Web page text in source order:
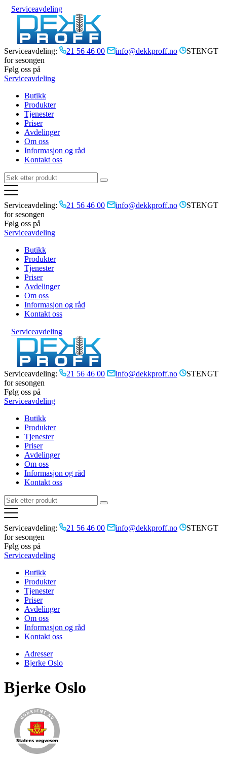
Serviceavdeling
Serviceavdeling: 21 56 46 00 info@dekkproff.no
STENGT
for sesongen
Følg oss på
Serviceavdeling
Butikk
Produkter
Tjenester
Priser
Avdelinger
Om oss
Informasjon og råd
Kontakt oss
Serviceavdeling: 21 56 46 00 info@dekkproff.no
STENGT
for sesongen
Følg oss på
Serviceavdeling
Butikk
Produkter
Tjenester
Priser
Avdelinger
Om oss
Informasjon og råd
Kontakt oss
Serviceavdeling
Serviceavdeling: 21 56 46 00 info@dekkproff.no
STENGT
for sesongen
Følg oss på
Serviceavdeling
Butikk
Produkter
Tjenester
Priser
Avdelinger
Om oss
Informasjon og råd
Kontakt oss
Serviceavdeling: 21 56 46 00 info@dekkproff.no
STENGT
for sesongen
Følg oss på
Serviceavdeling
Butikk
Produkter
Tjenester
Priser
Avdelinger
Om oss
Informasjon og råd
Kontakt oss
Adresser
Bjerke Oslo
Bjerke Oslo